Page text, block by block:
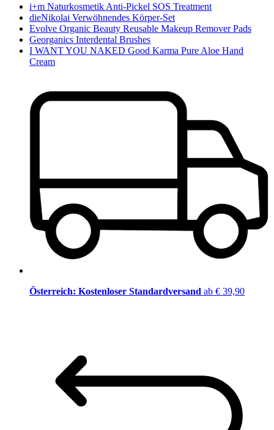
i+m Naturkosmetik Anti-Pickel SOS Treatment
dieNikolai Verwöhnendes Körper-Set
Evolve Organic Beauty Reusable Makeup Remover Pads
Georganics Interdental Brushes
I WANT YOU NAKED Good Karma Pure Aloe Hand
Cream
Österreich: Kostenloser Standardversand ab € 39,90